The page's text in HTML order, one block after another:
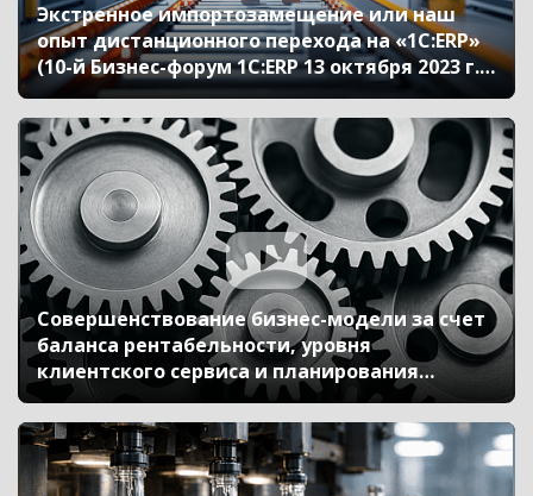
Экстренное импортозамещение или наш
опыт дистанционного перехода на «1С:ERP»
(10-й Бизнес-форум 1С:ERP 13 октября 2023 г.,
Новиков Алексей, ООО «ВНТС»)
Совершенствование бизнес-модели за счет
баланса рентабельности, уровня
клиентского сервиса и планирования
производства. Внедрение «1C:ERP» (10-й
Бизнес-форум 1С:ERP 13 октября 2023 г.,
Савин Евгений, «ЭКМ Холдинг»)